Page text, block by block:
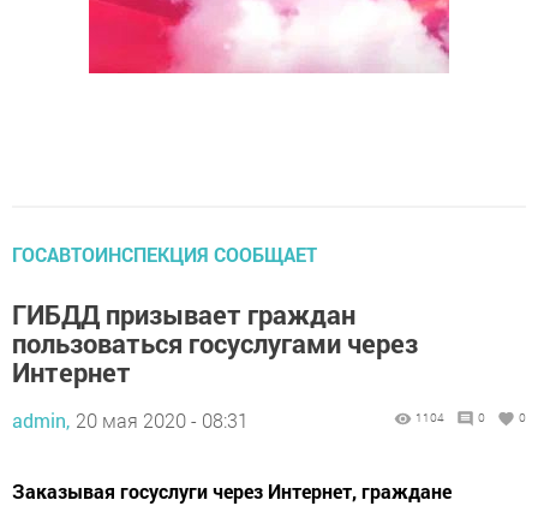
ГОСАВТОИНСПЕКЦИЯ СООБЩАЕТ
ГИБДД призывает граждан
пользоваться госуслугами через
Интернет
admin, 20 мая 2020 - 08:31 1104 0 0
Заказывая госуслуги через Интернет, граждане